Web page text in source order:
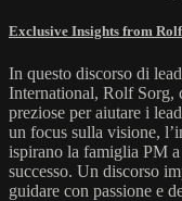
Exclusive Insights from
In questo discorso di
International, Rolf Sorg,
preziose per aiutare i
un focus sulla visione,
ispirano la famiglia PM
successo. Un discorso
guidare con passione e